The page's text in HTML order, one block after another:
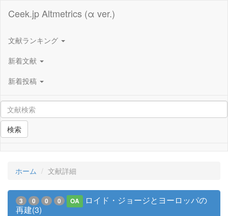
Ceek.jp Altmetrics (α ver.)
文献ランキング
新着文献
新着投稿
検索
ホーム 文献詳細
3 0 0 0 OA
ロイド・ジョージとヨーロッパの
再建(3)